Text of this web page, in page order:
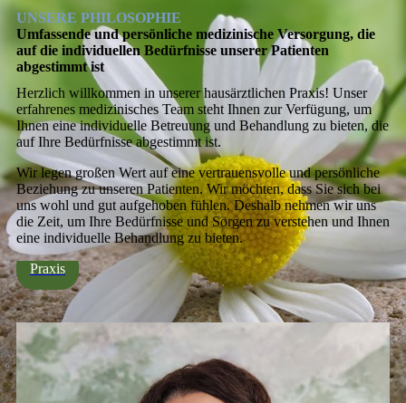
UNSERE PHILOSOPHIE
Umfassende und persönliche medizinische Versorgung, die
auf die individuellen Bedürfnisse unserer Patienten
abgestimmt ist
Herzlich willkommen in unserer hausärztlichen Praxis! Unser
erfahrenes medizinisches Team steht Ihnen zur Verfügung, um
Ihnen eine individuelle Betreuung und Behandlung zu bieten, die
auf Ihre Bedürfnisse abgestimmt ist.
Wir legen großen Wert auf eine vertrauensvolle und persönliche
Beziehung zu unseren Patienten. Wir möchten, dass Sie sich bei
uns wohl und gut aufgehoben fühlen. Deshalb nehmen wir uns
die Zeit, um Ihre Bedürfnisse und Sorgen zu verstehen und Ihnen
eine individuelle Behandlung zu bieten.
Praxis